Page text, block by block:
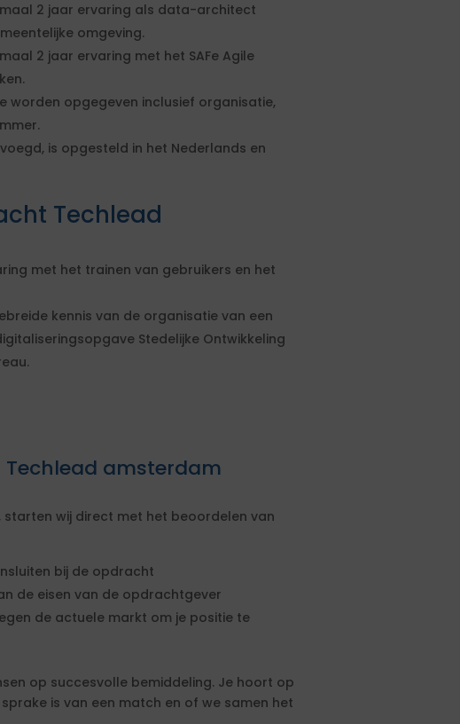
2 jaar ervaring als data-architect
omgeving.
2 jaar ervaring met het SAFe Agile
worden opgegeven inclusief organisatie,
is opgesteld in het Nederlands en
Techlead
met het trainen van gebruikers en het
kennis van de organisatie van een
Stedelijke Ontwikkeling
Techlead amsterdam
wij direct met het beoordelen van
bij de opdracht
de eisen van de opdrachtgever
de actuele markt om je positie te
op succesvolle bemiddeling. Je hoort op
is van een match en of we samen het